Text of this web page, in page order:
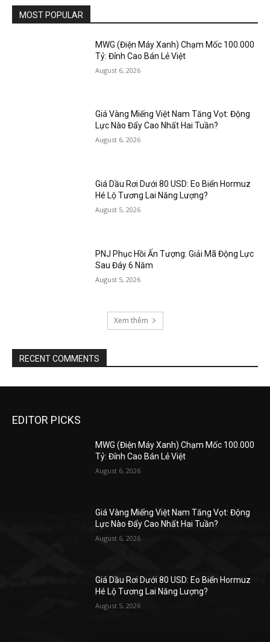
MOST POPULAR
MWG (Điện Máy Xanh) Chạm Mốc 100.000
Tỷ: Đỉnh Cao Bán Lẻ Việt
August 6, 2026
Giá Vàng Miếng Việt Nam Tăng Vọt: Động
Lực Nào Đẩy Cao Nhất Hai Tuần?
August 6, 2026
Giá Dầu Rơi Dưới 80 USD: Eo Biển Hormuz
Hé Lộ Tương Lai Năng Lượng?
August 5, 2026
PNJ Phục Hồi Ấn Tượng: Giải Mã Động Lực
Sau Đáy 6 Năm
August 5, 2026
Xem thêm
RECENT COMMENTS
EDITOR PICKS
MWG (Điện Máy Xanh) Chạm Mốc 100.000
Tỷ: Đỉnh Cao Bán Lẻ Việt
August 6, 2026
Giá Vàng Miếng Việt Nam Tăng Vọt: Động
Lực Nào Đẩy Cao Nhất Hai Tuần?
August 6, 2026
Giá Dầu Rơi Dưới 80 USD: Eo Biển Hormuz
Hé Lộ Tương Lai Năng Lượng?
August 5, 2026